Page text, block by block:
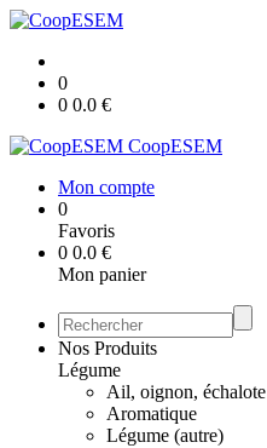
0
0 0.0 €
CoopESEM
Mon compte
0
Favoris
0 0.0 €
Mon panier
Nos Produits
Légume
Ail, oignon, échalote
Aromatique
Légume (autre)